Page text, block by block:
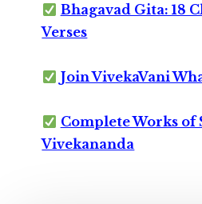
Bhagavad Gita: 18
Verses
Join VivekaVani
Complete Works of
Vivekananda